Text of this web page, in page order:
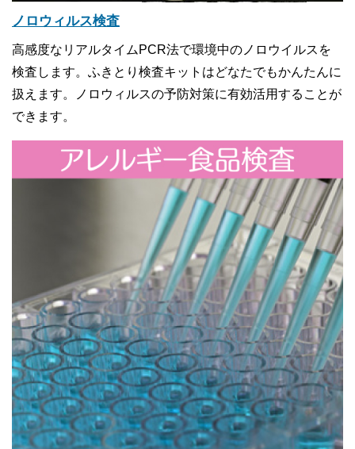
ノロウィルス検査
高感度なリアルタイムPCR法で環境中のノロウイルスを
検査します。ふきとり検査キットはどなたでもかんたんに
扱えます。ノロウィルスの予防対策に有効活用することが
できます。